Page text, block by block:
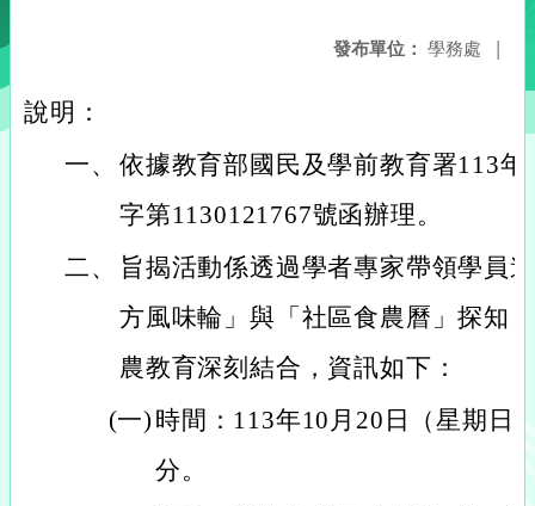
發布單位： 學務處 |
說明：
一、 依據教育部國民及學前教育署113
字第1130121767號函辦理。
二、
旨揭活動係透過學者專家帶領學員
方風味輪」與「社區食農曆」探知
農教育深刻結合，資訊如下：
(一) 時間：113年10月20日（星期日
分。